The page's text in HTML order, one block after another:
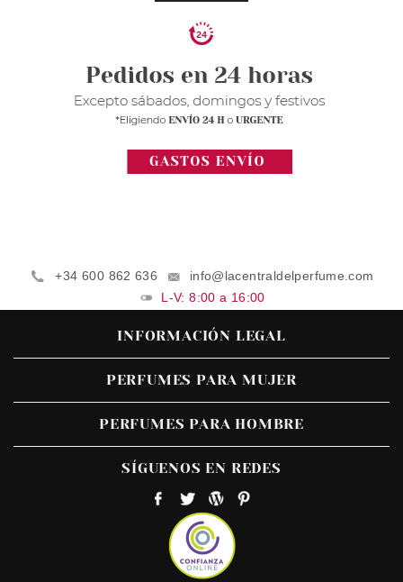
+34 600 862 636
info@lacentraldelperfume.com
L-V: 8:00 a 16:00
INFORMACIÓN LEGAL
PERFUMES PARA MUJER
PERFUMES PARA HOMBRE
SÍGUENOS EN REDES